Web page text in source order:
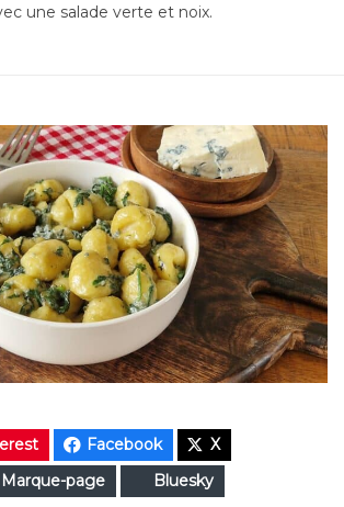
une salade verte et noix.
Facebook
X
Marque-page Bluesky